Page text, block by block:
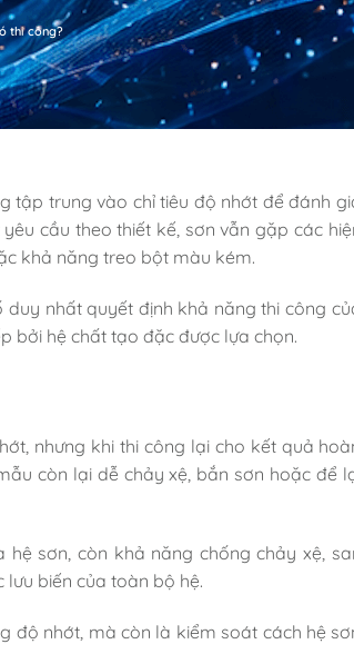
thi công?
tập trung vào chỉ tiêu độ nhớt để đánh
cầu theo thiết kế, sơn vẫn gặp các
khả năng treo bột màu kém.
nhất quyết định khả năng thi công
bởi hệ chất tạo đặc được lựa chọn.
nhưng khi thi công lại cho kết quả
còn lại dễ chảy xệ, bắn sơn hoặc để
sơn, còn khả năng chống chảy xệ,
biến của toàn bộ hệ.
độ nhớt, mà còn là kiểm soát cách hệ